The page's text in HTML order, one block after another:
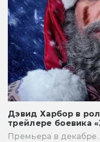
Дэвид Харбор в
трейлере боевика
Премьера в декабре.